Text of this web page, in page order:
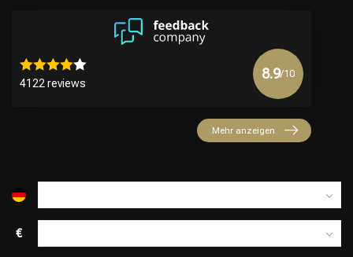
4122 reviews
8.9/10
Mehr anzeigen
€